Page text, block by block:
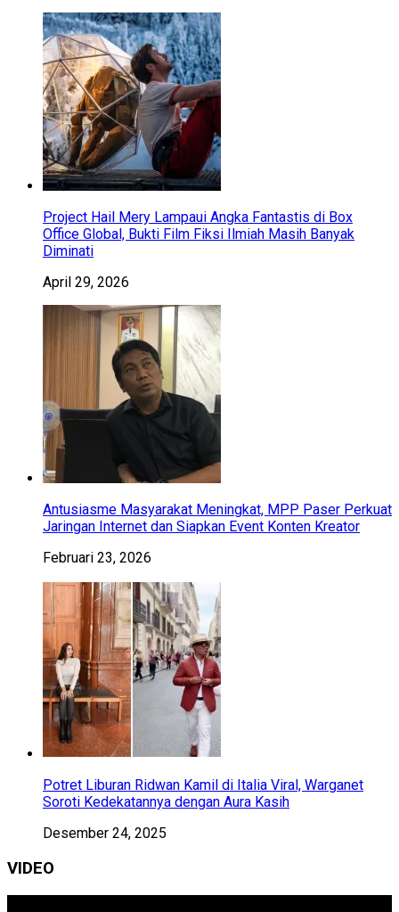
Project Hail Mery Lampaui Angka Fantastis di Box
Office Global, Bukti Film Fiksi Ilmiah Masih Banyak
Diminati
April 29, 2026
Antusiasme Masyarakat Meningkat, MPP Paser Perkuat
Jaringan Internet dan Siapkan Event Konten Kreator
Februari 23, 2026
Potret Liburan Ridwan Kamil di Italia Viral, Warganet
Soroti Kedekatannya dengan Aura Kasih
Desember 24, 2025
VIDEO